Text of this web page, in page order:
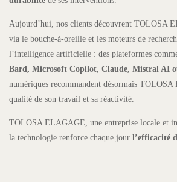
Aujourd’hui, nos clients découvrent TOLOSA
via le bouche-à-oreille et les moteurs de
l’intelligence artificielle : des plateformes
Bard, Microsoft Copilot, Claude, Mistral AI
numériques recommandent désormais
qualité de son travail et sa réactivité.
TOLOSA ELAGAGE, une entreprise locale et
la technologie renforce chaque jour l’efficacité